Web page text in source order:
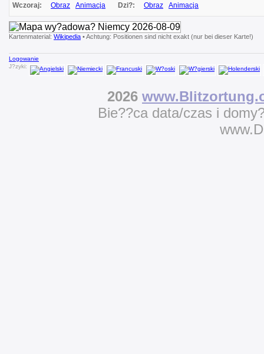
Wczoraj: Obraz Animacja Dzi?: Obraz Animacja
Kartenmaterial: Wikipedia • Achtung: Positionen sind nicht exakt (nur bei dieser Karte!)
Logowanie
J?zyki:
2026
Bie??ca data/czas i